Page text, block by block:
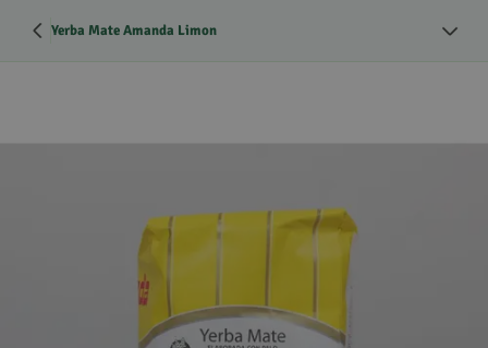
Yerba Mate Amanda Limon